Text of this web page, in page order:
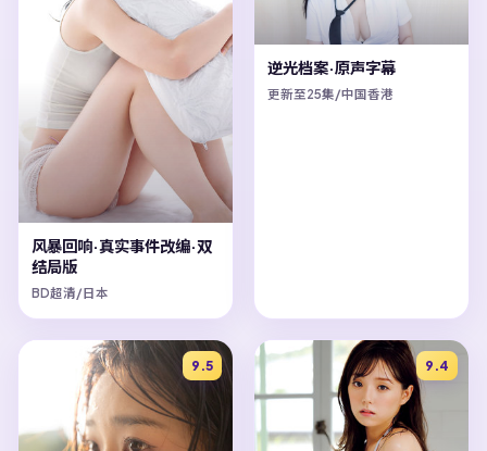
风暴回响·真实事件改编·双
结局版
BD超清/日本
逆光档案·原声字幕
更新至25集/中国香港
9.5 9.4